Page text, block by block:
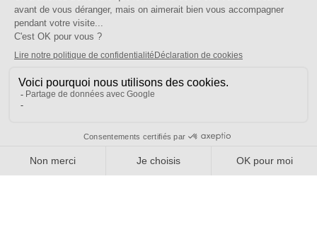
Nous contacter
Votre espace
Accéder à mon compte
Adhérer au SE-UNSA